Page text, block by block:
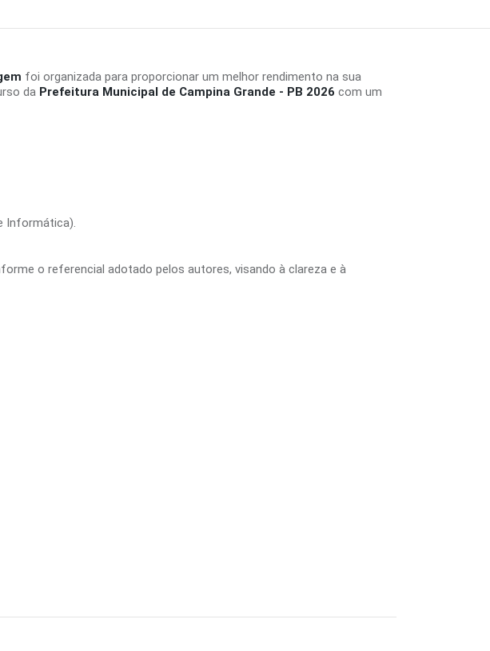
foi organizada para proporcionar um melhor rendimento na sua
da Prefeitura Municipal de Campina Grande - PB 2026 com um
Informática).
o referencial adotado pelos autores, visando à clareza e à